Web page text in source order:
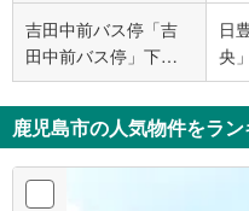
吉田中前バス停「吉
田中前バス停」下車
徒歩5分
日
央
車
鹿児島市の人気物件をラ